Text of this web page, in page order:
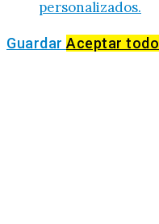
personalizados.
Guardar Aceptar todo